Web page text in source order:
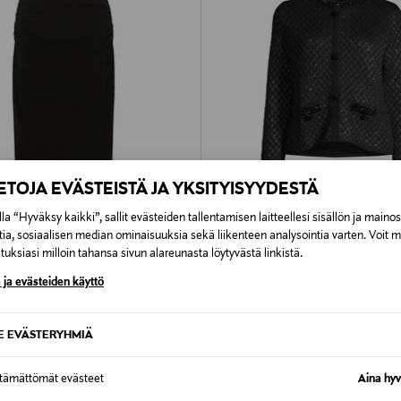
EVÄSTEISTÄ JA YKSITYISYYDESTÄ
“Hyväksy kaikki”, sallit evästeiden tallentamisen laitteellesi sisällön ja
sosiaalisen median ominaisuuksia sekä liikenteen analysointia varten. Voit
milloin tahansa sivun alareunasta löytyvästä linkistä.
ja evästeiden käyttö
EVÄSTERYHMIÄ
evästeet Aina
UUTTA
hame
ALE –61%